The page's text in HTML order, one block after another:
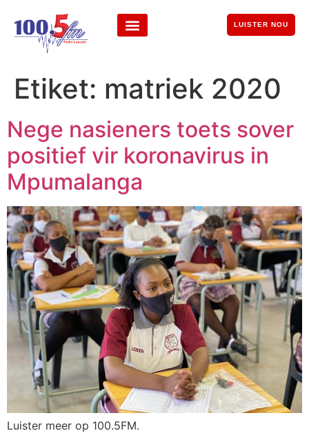
LUISTER NOU
Etiket: matriek 2020
Nege nasieners toets sover
positief vir koronavirus in
Mpumalanga
Luister meer op 100.5FM.